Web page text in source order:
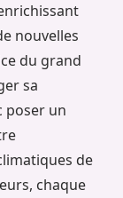
nouvelles
du grand
sa
poser un
de
chaque